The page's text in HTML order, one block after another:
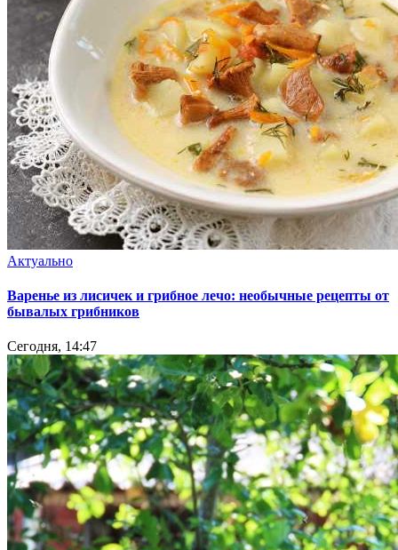
Актуально
Варенье из лисичек и грибное лечо: необычные рецепты от
бывалых грибников
Сегодня, 14:47